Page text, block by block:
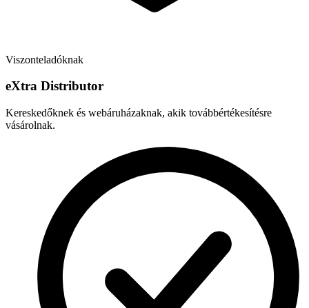
Viszonteladóknak
eXtra Distributor
Kereskedőknek és webáruházaknak, akik továbbértékesítésre
vásárolnak.